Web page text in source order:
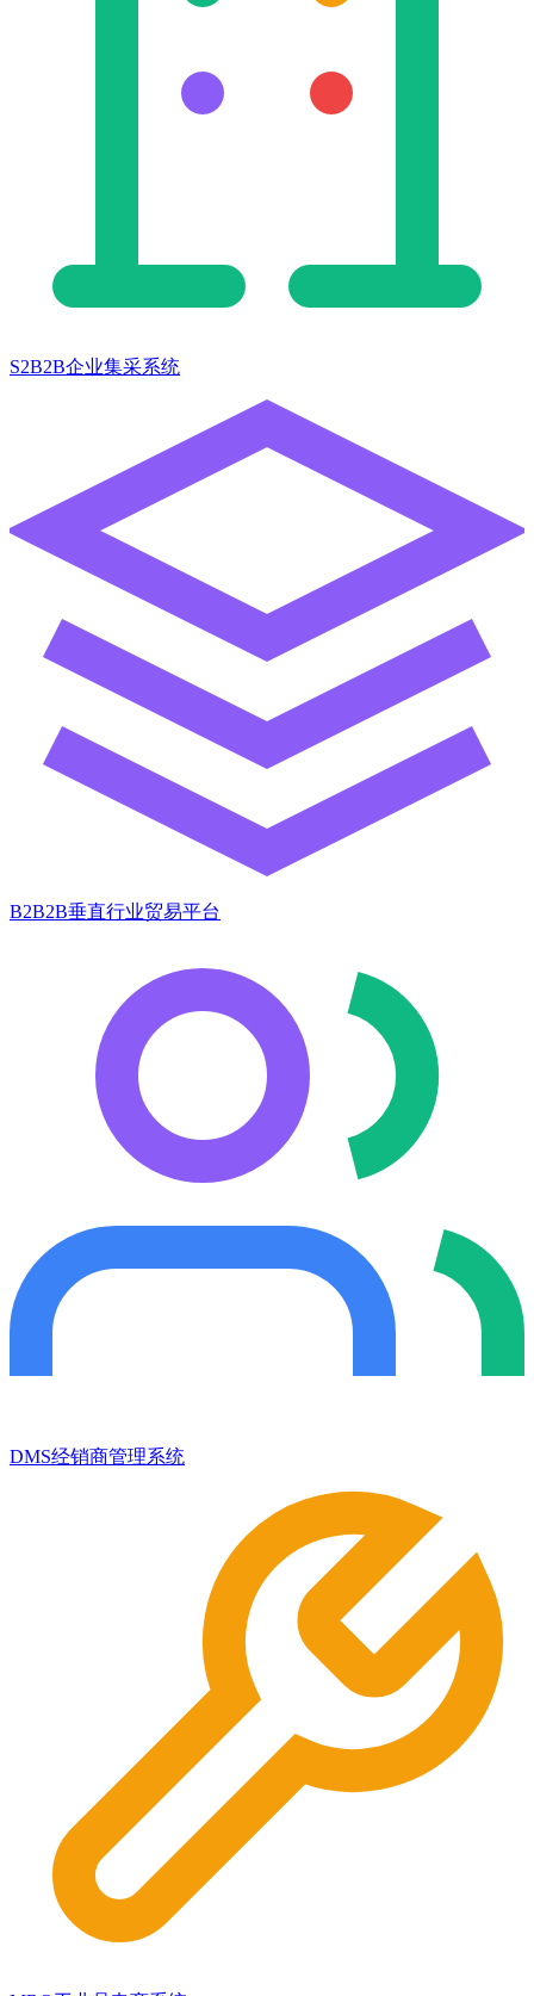
S2B2B企业集采系统
B2B2B垂直行业贸易平台
DMS经销商管理系统